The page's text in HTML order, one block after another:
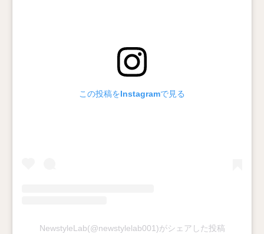
この投稿をInstagramで見る
NewstyleLab(@newstylelab001)がシェアした投稿